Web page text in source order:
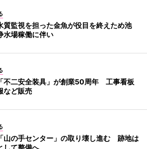
質監視を担った金魚が役目を終えため池
場稼働に伴い
不二安全装具」が創業50周年 工事看板
など販売
山の手センター」の取り壊し進む 跡地は